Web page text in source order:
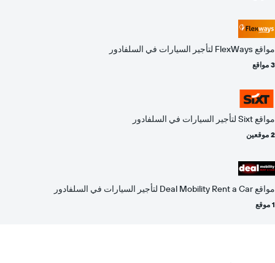
مواقع FlexWays لتأجير السيارات في السلفادور
3 مواقع
مواقع Sixt لتأجير السيارات في السلفادور
2 موقعين
مواقع Deal Mobility Rent a Car لتأجير السيارات في السلفادور
1 موقع